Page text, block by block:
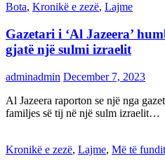
Bota, Kronikë e zezë, Lajme
Gazetari i ‘Al Jazeera’
gjatë një sulmi izraelit
adminadmin December 7, 2023
Al Jazeera raporton se një nga
familjes së tij në një sulm izraelit…
Kronikë e zezë, Lajme, Më të fundit